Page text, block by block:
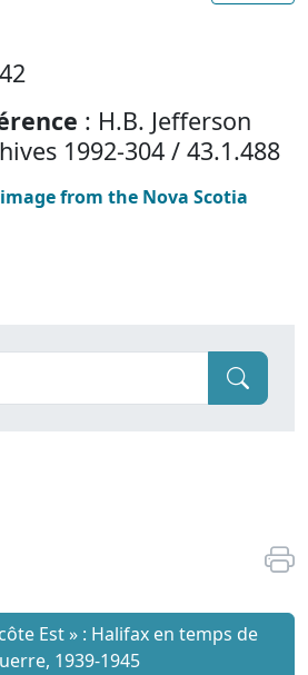
: H.B. Jefferson
1992-304 / 43.1.488
from the Nova Scotia
Est » : Halifax en temps de
1939-1945